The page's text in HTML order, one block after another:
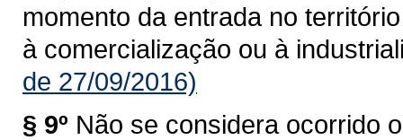
momento da entrada no
à comercialização ou à
de 27/09/2016)
§ 9º Não se considera ocorrido